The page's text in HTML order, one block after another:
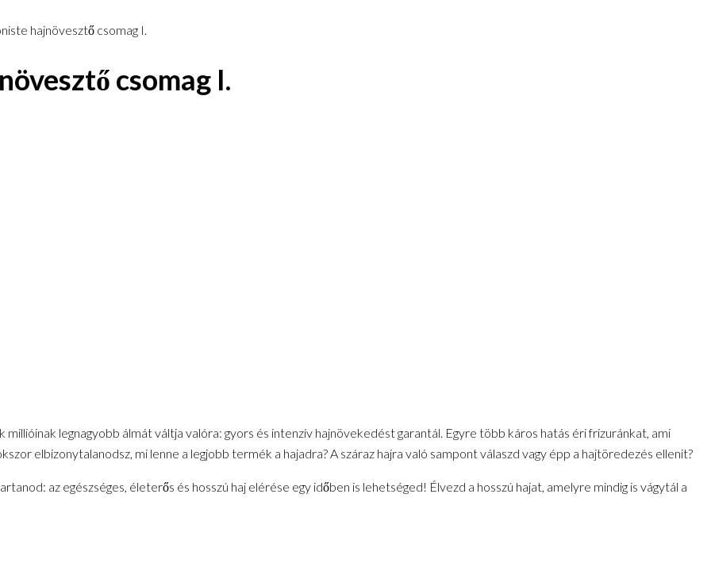
hajnövesztő csomag I.
csomag I.
legnagyobb álmát váltja valóra: gyors és intenzív hajnövekedést garantál. Egyre több káros hatás éri frizuránkat, ami
elbizonytalanodsz, mi lenne a legjobb termék a hajadra? A száraz hajra való sampont válaszd vagy épp a hajtöredezés ellenit?
az egészséges, életerős és hosszú haj elérése egy időben is lehetséged! Élvezd a hosszú hajat, amelyre mindig is vágytál a